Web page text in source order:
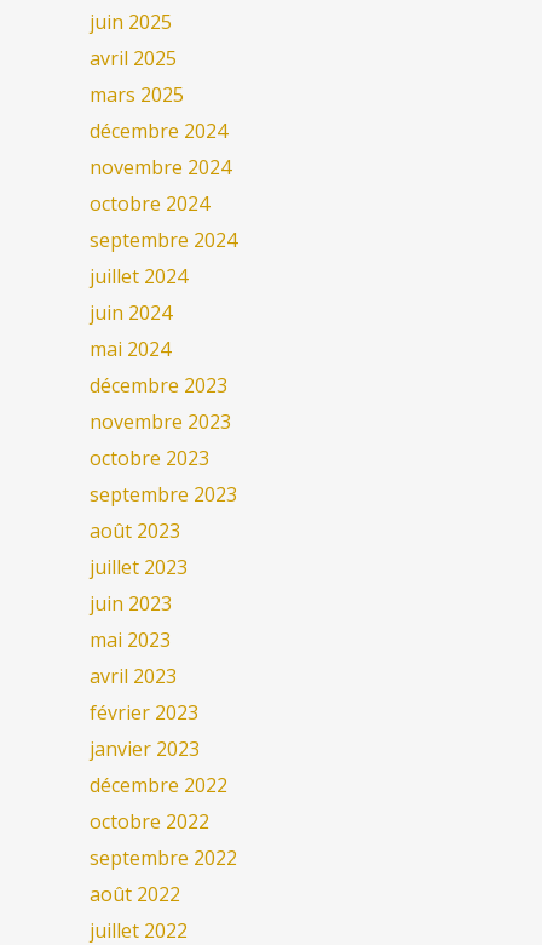
juin 2025
avril 2025
mars 2025
décembre 2024
novembre 2024
octobre 2024
septembre 2024
juillet 2024
juin 2024
mai 2024
décembre 2023
novembre 2023
octobre 2023
septembre 2023
août 2023
juillet 2023
juin 2023
mai 2023
avril 2023
février 2023
janvier 2023
décembre 2022
octobre 2022
septembre 2022
août 2022
juillet 2022